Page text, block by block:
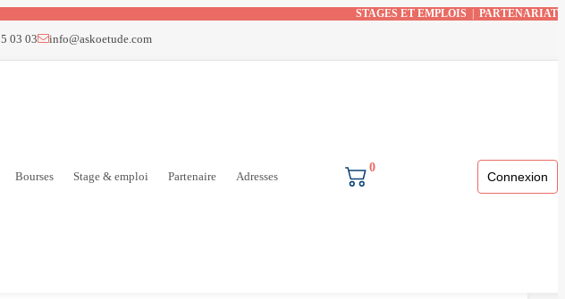
STAGES ET EMPLOIS PARTENARIAT
03 03 info@askoetude.com
Bourses Stage & emploi Partenaire Adresses
0
Connexion